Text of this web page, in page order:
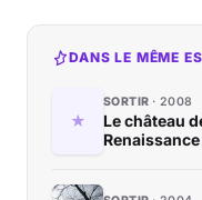
DANS LE MÊME
SORTIR 2008
Le château